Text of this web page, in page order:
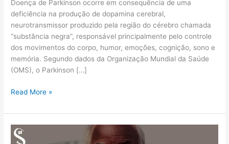
Doença de Parkinson ocorre em consequência de uma
deficiência na produção de dopamina cerebral,
neurotransmissor produzido pela região do cérebro chamada
“substância negra”, responsável principalmente pelo controle
dos movimentos do corpo, humor, emoções, cognição, sono e
memória. Segundo dados da Organização Mundial da Saúde
(OMS), o Parkinson […]
Read More »
A
importância